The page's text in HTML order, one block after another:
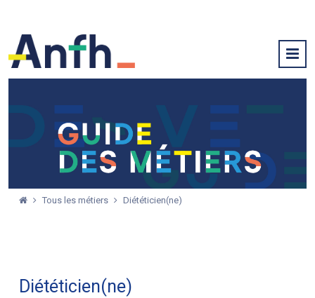
Tous les métiers Diététicien(ne)
Diététicien(ne)